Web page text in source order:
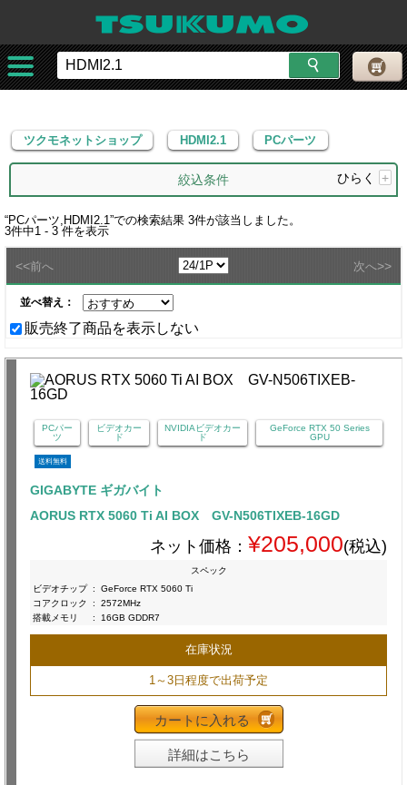
ツクモネットショップ
ツクモネットショップ HDMI2.1 PCパーツ
絞込条件 ひらく +
“PCパーツ,HDMI2.1”での検索結果 3件が該当しました。
3件中1 - 3 件を表示
<<前へ 次へ>>
並べ替え：
販売終了商品を表示しない
PCパー
ツ
ビデオカー
ド
NVIDIAビデオカー
ド
GeForce RTX 50 Series
GPU
送料無料
GIGABYTE ギガバイト
AORUS RTX 5060 Ti AI BOX GV-N506TIXEB-16GD
ネット価格： ¥205,000(税込)
スペック
ビデオチップ :
GeForce RTX 5060 Ti
コアクロック
:
2572MHz
搭載メモリ
: 16GB GDDR7
在庫状況
1～3日程度で出荷予定
カートに入れる
詳細はこちら